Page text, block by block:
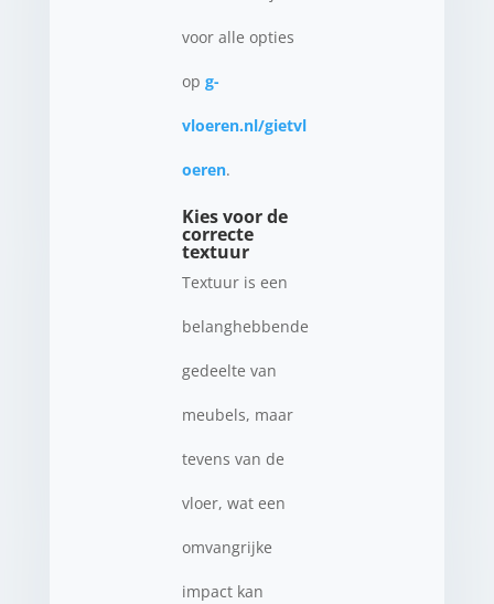
voor alle opties
op g-
vloeren.nl/gietvl
oeren.
Kies voor de
correcte
textuur
Textuur is een
belanghebbende
gedeelte van
meubels, maar
tevens van de
vloer, wat een
omvangrijke
impact kan